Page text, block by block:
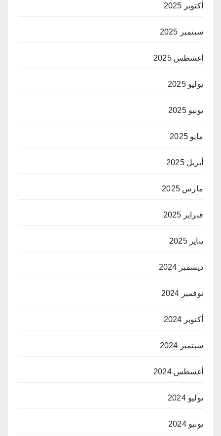
أكتوبر 2025
سبتمبر 2025
أغسطس 2025
يوليو 2025
يونيو 2025
مايو 2025
أبريل 2025
مارس 2025
فبراير 2025
يناير 2025
ديسمبر 2024
نوفمبر 2024
أكتوبر 2024
سبتمبر 2024
أغسطس 2024
يوليو 2024
يونيو 2024